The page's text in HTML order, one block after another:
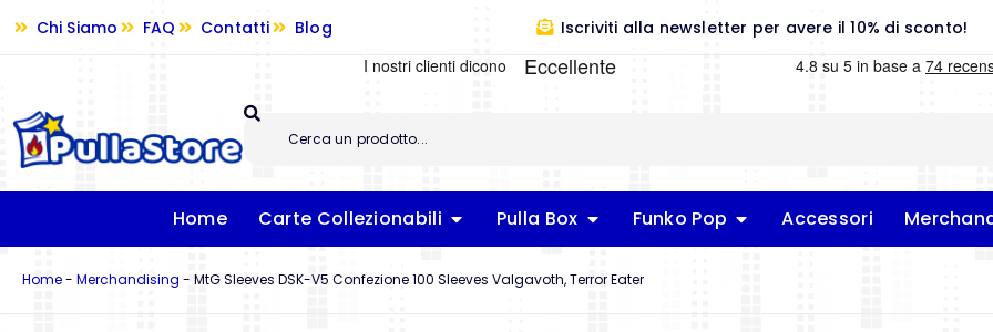
Chi Siamo FAQ Contatti Blog Iscriviti alla newsletter per avere il 10% di sconto!
Home Carte Collezionabili Pulla Box Funko Pop Accessori
Home- Merchandising - MtG Sleeves DSK-V5 Confezione 100 Sleeves Valgavoth, Terror Eater